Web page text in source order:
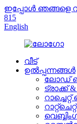
ഇപ്പോൾ ഞങ്ങളെ
815
English
വീട്
ഉൽപ്പന്നങ്ങൾ
ലോഡ്
ട്രാക്ക്